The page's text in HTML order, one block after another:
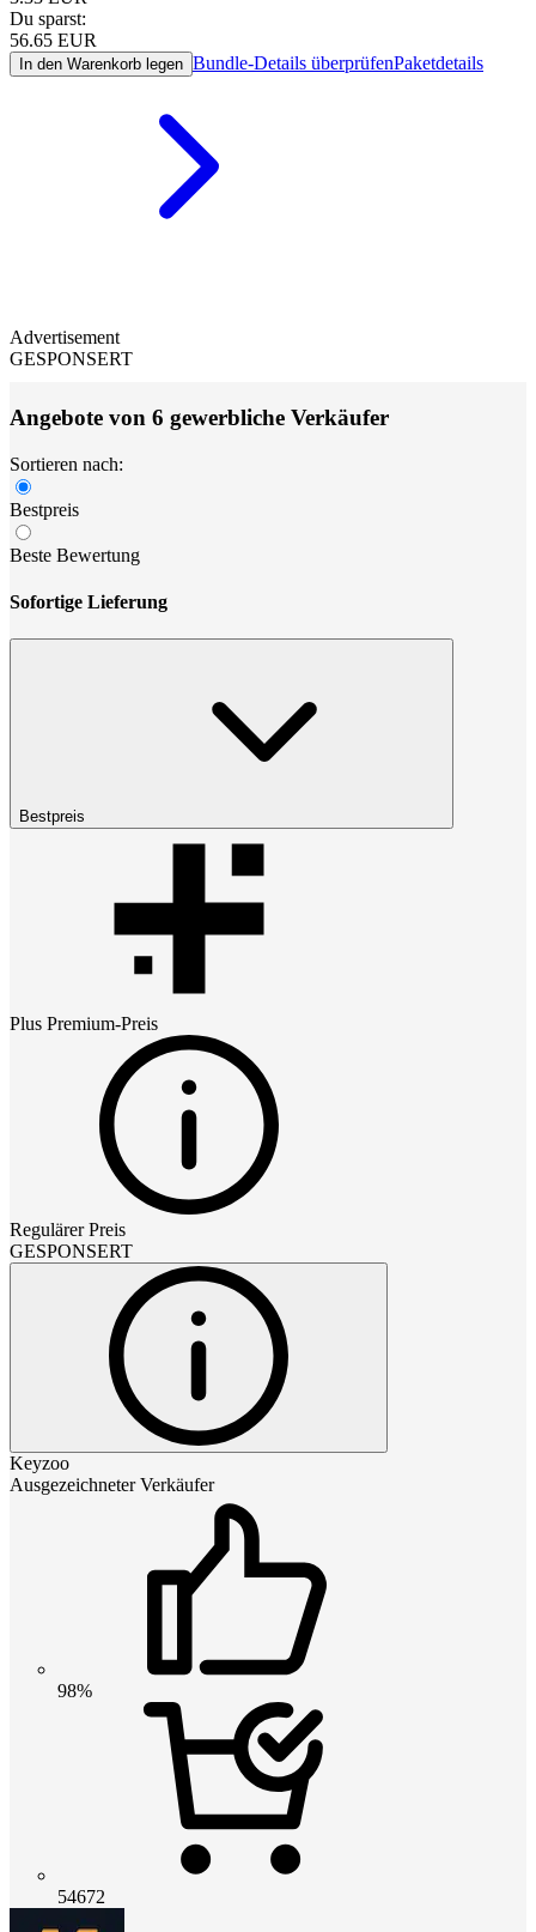
Du sparst:
56.65 EUR
In den Warenkorb legen Bundle-Details überprüfenPaketdetails
Advertisement
GESPONSERT
Angebote von 6 gewerbliche Verkäufer
Sortieren nach:
Bestpreis
Beste Bewertung
Sofortige Lieferung
Bestpreis
Plus Premium-Preis
Regulärer Preis
GESPONSERT
Keyzoo
Ausgezeichneter Verkäufer
98%
54672